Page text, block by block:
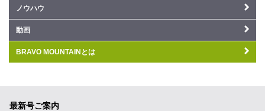
ノウハウ
動画
BRAVO MOUNTAINとは
最新号ご案内